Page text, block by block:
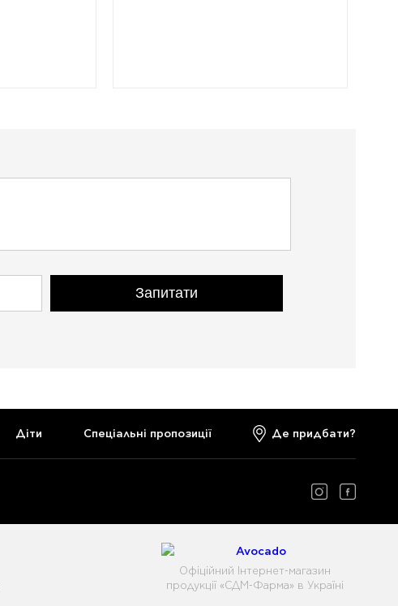
Запитати
Діти Спеціальні пропозиції Де придбати?
Офіційний Інтернет-магазин
продукції «СДМ-Фарма» в Україні